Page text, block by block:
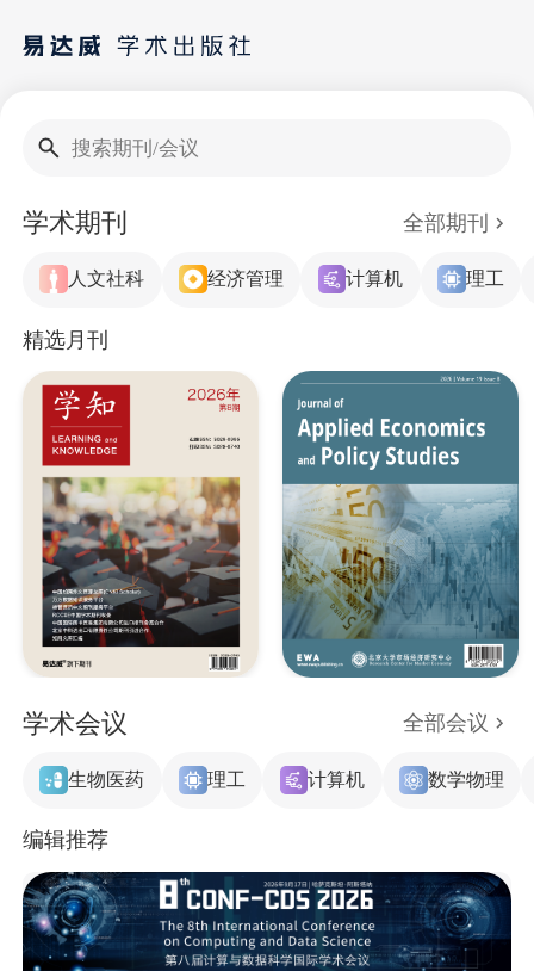
搜索期刊/会议
学术期刊 全部期刊
人文社科 经济管理 计算机 理工
精选月刊
学术会议 全部会议
生物医药 理工 计算机 数学物理
编辑推荐